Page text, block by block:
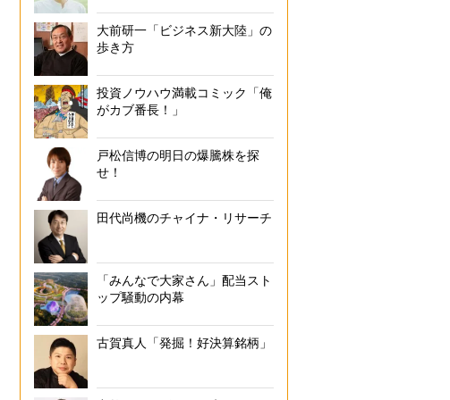
大前研一「ビジネス新大陸」の
歩き方
投資ノウハウ満載コミック「俺
がカブ番長！」
戸松信博の明日の爆騰株を探
せ！
田代尚機のチャイナ・リサーチ
「みんなで大家さん」配当スト
ップ騒動の内幕
古賀真人「発掘！好決算銘柄」